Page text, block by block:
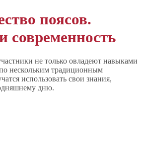
поясов.
современность
не только овладеют навыками
нескольким традиционным
использовать свои знания,
дню.